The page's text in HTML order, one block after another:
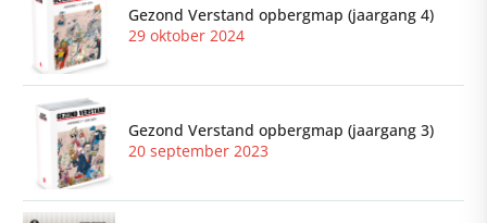
Gezond Verstand opbergmap (jaargang 4)
29 oktober 2024
Gezond Verstand opbergmap (jaargang 3)
20 september 2023